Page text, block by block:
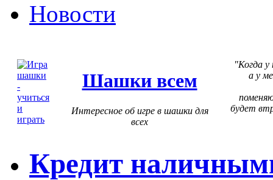
Новости
Шашки всем
Интересное об игре в шашки для
всех
Когда
а у
будет
Кредит